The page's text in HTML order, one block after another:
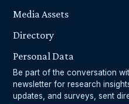
Media Assets
Directory
Personal Data
Be part of the conversation
newsletter for research
updates, and surveys, sent